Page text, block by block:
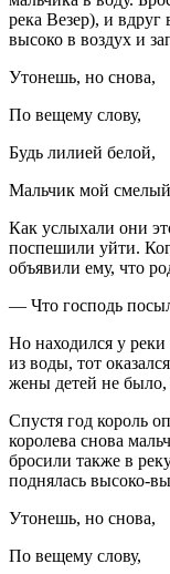
река Везер), и вдруг
высоко в воздух и
Утонешь, но снова,
По вещему слову,
Будь лилией белой,
Мальчик мой
Как услыхали они
поспешили уйти.
объявили ему, что
— Что господь
Но находился у
из воды, тот
жены детей не было,
Спустя год король
королева снова
бросили также в
поднялась высоко-
Утонешь, но снова,
По вещему слову,